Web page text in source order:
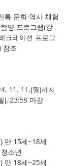
양 프로그램(강
크레이션 프로그
참조
), 23:59 마감
소년